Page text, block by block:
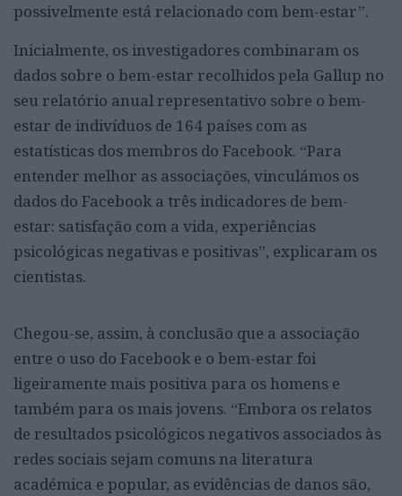
possivelmente está relacionado com bem-estar”.
Inicialmente, os investigadores combinaram os
dados sobre o bem-estar recolhidos pela Gallup no
seu relatório anual representativo sobre o bem-
estar de indivíduos de 164 países com as
estatísticas dos membros do Facebook. “Para
entender melhor as associações, vinculámos os
dados do Facebook a três indicadores de bem-
estar: satisfação com a vida, experiências
psicológicas negativas e positivas”, explicaram os
cientistas.
Chegou-se, assim, à conclusão que a associação
entre o uso do Facebook e o bem-estar foi
ligeiramente mais positiva para os homens e
também para os mais jovens. “Embora os relatos
de resultados psicológicos negativos associados às
redes sociais sejam comuns na literatura
académica e popular, as evidências de danos são,